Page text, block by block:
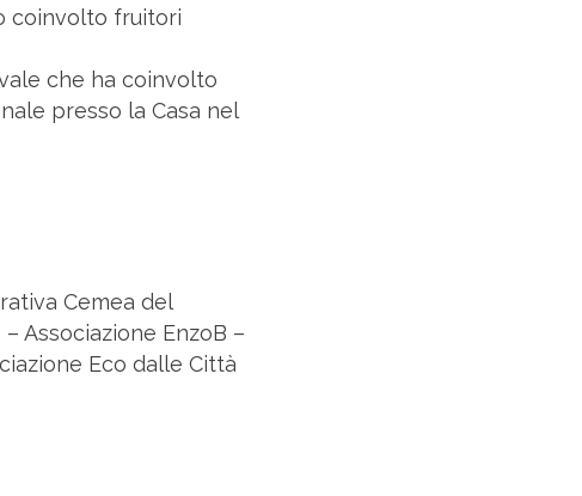
coinvolto fruitori
che ha coinvolto
presso la Casa nel
Cemea del
Associazione EnzoB –
Eco dalle Città